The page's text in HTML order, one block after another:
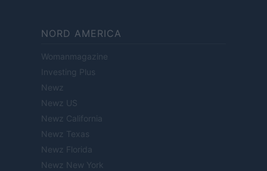
NORD AMERICA
Womanmagazine
Investing Plus
Newz
Newz US
Newz California
Newz Texas
Newz Florida
Newz New York